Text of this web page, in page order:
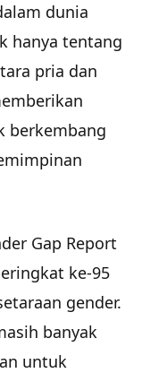
dunia
hanya tentang
pria dan
berkembang
Gap Report
ke-95
gender.
banyak
untuk